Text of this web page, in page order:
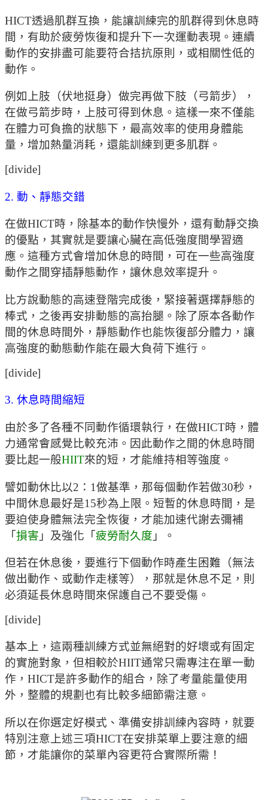
HICT透過肌群互換，能讓訓練完的肌群得到休息時
間，有助於疲勞恢復和提升下一次運動表現。連續
動作的安排盡可能要符合拮抗原則，或相關性低的
動作。
例如上肢（伏地挺身）做完再做下肢（弓箭步），
在做弓箭步時，上肢可得到休息。這樣一來不僅能
在體力可負擔的狀態下，最高效率的使用身體能
量，增加熱量消耗，還能訓練到更多肌群。
[divide]
2. 動、靜態交錯
在做HICT時，除基本的動作快慢外，還有動靜交換
的優點，其實就是要讓心臟在高低強度間學習適
應。這種方式會增加休息的時間，可在一些高強度
動作之間穿插靜態動作，讓休息效率提升。
比方說動態的高速登階完成後，緊接著選擇靜態的
棒式，之後再安排動態的高抬腿。除了原本各動作
間的休息時間外，靜態動作也能恢復部分體力，讓
高強度的動態動作能在最大負荷下進行。
[divide]
3. 休息時間縮短
由於多了各種不同動作循環執行，在做HICT時，體
力通常會感覺比較充沛。因此動作之間的休息時間
要比起一般HIIT來的短，才能維持相等強度。
譬如動休比以2：1做基準，那每個動作若做30秒，
中間休息最好是15秒為上限。短暫的休息時間，是
要迫使身體無法完全恢復，才能加速代謝去彌補
「損害 」及強化「疲勞耐久度 」。
但若在休息後，要進行下個動作時產生困難（無法
做出動作、或動作走樣等），那就是休息不足，則
必須延長休息時間來保護自己不要受傷。
[divide]
基本上，這兩種訓練方式並無絕對的好壞或有固定
的實施對象，但相較於HIIT通常只需專注在單一動
作，HICT是許多動作的組合，除了考量能量使用
外，整體的規劃也有比較多細節需注意。
所以在你選定好模式、準備安排訓練內容時，就要
特別注意上述三項HICT在安排菜單上要注意的細
節，才能讓你的菜單內容更符合實際所需！